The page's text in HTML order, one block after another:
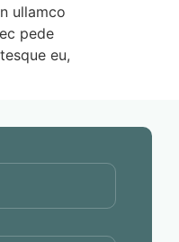
ullamco
pede
eu,